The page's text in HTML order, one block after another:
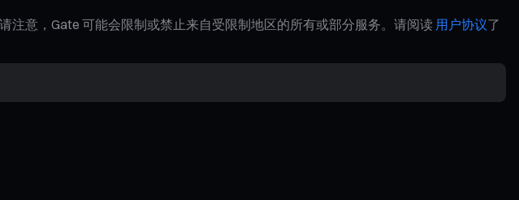
意，Gate 可能会限制或禁止来自受限制地区的所有或部分服务。请阅读 用户协议了